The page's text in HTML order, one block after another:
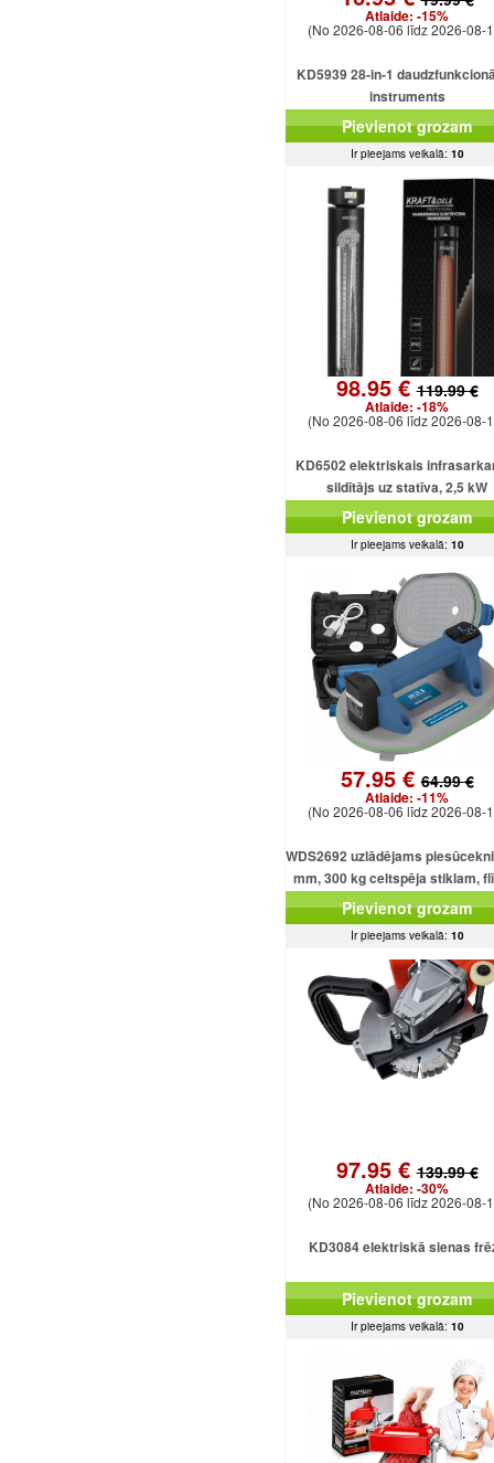
Atlaide: -15%
(No 2026-08-06 līdz 2026-08-
KD5939 28-in-1
instruments
Pievienot grozam
Ir pieejams veikalā: 10
98.95 €119.99 €
Atlaide: -18%
(No 2026-08-06 līdz 2026-08-
KD6502 elektriskais
sildītājs uz statīva, 2,5 kW
Pievienot grozam
Ir pieejams veikalā: 10
57.95 €64.99 €
Atlaide: -11%
(No 2026-08-06 līdz 2026-08-
WDS2692 uzlādējams
mm, 300 kg celtspēja stiklam,
un loksnēm
Pievienot grozam
Ir pieejams veikalā: 10
97.95 €139.99 €
Atlaide: -30%
(No 2026-08-06 līdz 2026-08-
KD3084 elektriskā sienas
Pievienot grozam
Ir pieejams veikalā: 10